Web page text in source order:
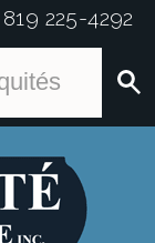
819 225-4292